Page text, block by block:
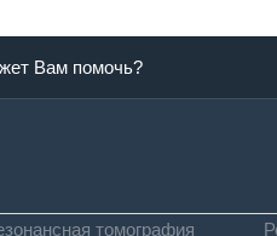
Вам помочь?
томография